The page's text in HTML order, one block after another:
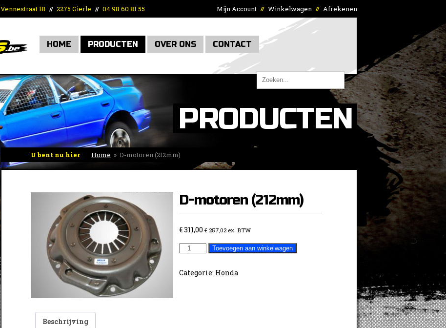
Vennestraat 18 // 2275 Gierle // 04 98 60 81 55 Mijn Account // Winkelwagen // Afrekenen
HOME PRODUCTEN OVER ONS CONTACT
PRODUCTEN
U bent nu hier Home » D-motoren (212mm)
D-motoren (212mm)
€311,00 € 257,02ex. BTW
(212mm)
Toevoegen aan winkelwagen
Categorie: Honda
Beschrijving